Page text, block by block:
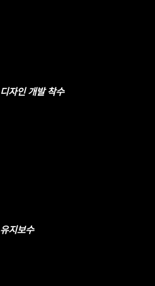
디자인 개발 착수
유지보수